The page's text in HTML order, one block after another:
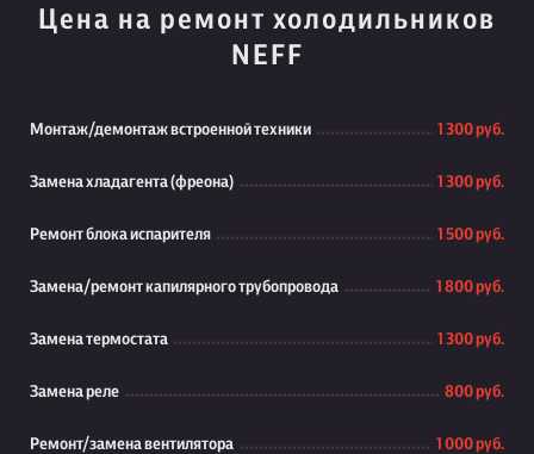
Цена на ремонт холодильников
NEFF
Монтаж/демонтаж встроенной техники 1 300 руб.
Замена хладагента (фреона) 1 300 руб.
Ремонт блока испарителя 1 500 руб.
Замена/ремонт капилярного трубопровода 1 800 руб.
Замена термостата 1 300 руб.
Замена реле 800 руб.
Ремонт/замена вентилятора 1 000 руб.